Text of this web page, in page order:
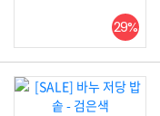
29%